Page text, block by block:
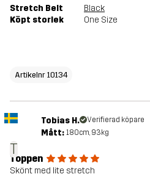
Stretch Belt
Black
Köpt storlek
One Size
Artikelnr 10134
T
Tobias H. Verifierad köpare
Mått: 180cm, 93kg
Toppen
Skönt med lite stretch